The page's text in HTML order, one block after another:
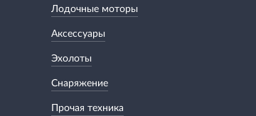
Лодочные моторы
Аксессуары
Эхолоты
Снаряжение
Прочая техника